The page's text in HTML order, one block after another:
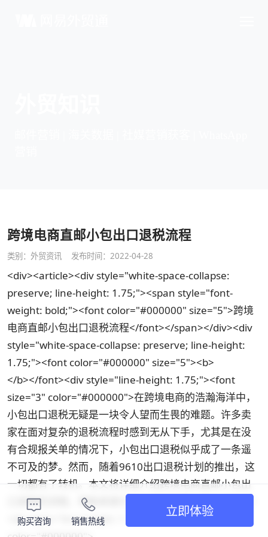
跨境电商直邮小包出口退税流程
类别： 外贸资讯 发布时间：2022-04-28
<div><article><div style="white-space-collapse:
preserve; line-height: 1.75;"><span style="font-
weight: bold;"><font color="#000000" size="5">跨境
电商直邮小包出口退税流程</font></span></div><div
style="white-space-collapse: preserve; line-height:
1.75;"><font color="#000000" size="5"><b>
</b></font><div style="line-height: 1.75;"><font
size="3" color="#000000">在跨境电商的浩瀚海洋中，
小包出口退税无疑是一块令人望而生畏的难题。许多卖
家在面对复杂的退税流程时感到无从下手，尤其是在没
有合规报关单的情况下，小包出口退税似乎成了一条遥
不可及的梦。然而，随着9610出口退税计划的推出，这
一切都有了转机。本文将详细介绍跨境电商直邮小包出
口退税的流程，帮助卖家们迈出成功的第一步。</font>
<div style="line-height: 1.75;"><font size="3"
购买咨询 销售热线
立即体验